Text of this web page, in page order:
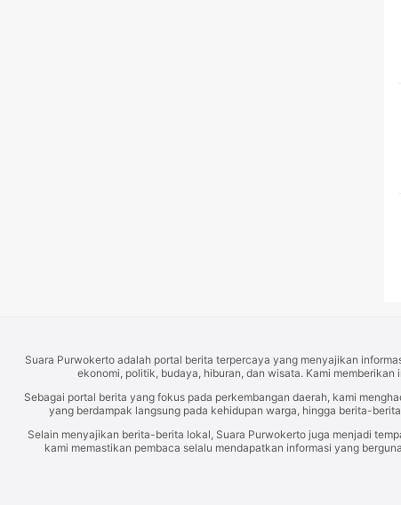
Suara Purwokerto adalah portal berita terpercaya yang menyajikan
ekonomi, politik, budaya, hiburan, dan wisata. Kami
Sebagai portal berita yang fokus pada perkembangan daerah, kami
yang berdampak langsung pada kehidupan warga, hingga berita-
Selain menyajikan berita-berita lokal, Suara Purwokerto juga menjadi
kami memastikan pembaca selalu mendapatkan informasi yang